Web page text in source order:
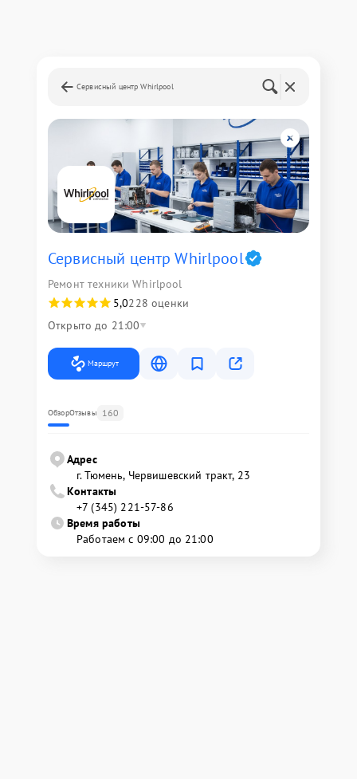
Сервисный центр Whirlpool
Сервисный центр Whirlpool
Ремонт техники Whirlpool
5,0228 оценки
Открыто до 21:00
Маршрут
ОбзорОтзывы 160
Адрес
г. Тюмень, ​Червишевский тракт, 23
Контакты
+7 (345) 221-57-86
Время работы
Работаем с 09:00 до 21:00